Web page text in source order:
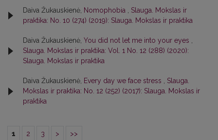
Daiva Žukauskienė, Nomophobia , Slauga. Mokslas ir
praktika: No. 10 (274) (2019): Slauga. Mokslas ir praktika
Daiva Žukauskienė, You did not let me into your eyes ,
Slauga. Mokslas ir praktika: Vol. 1 No. 12 (288) (2020):
Slauga. Mokslas ir praktika
Daiva Žukauskienė, Every day we face stress , Slauga.
Mokslas ir praktika: No. 12 (252) (2017): Slauga. Mokslas ir
praktika
1 2 3 > >>